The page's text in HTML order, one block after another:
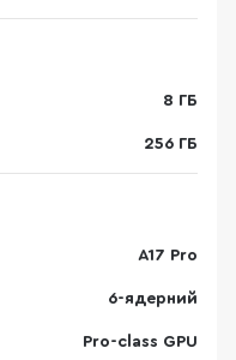
8 ГБ
256 ГБ
A17 Pro
6-ядерний
Pro-class GPU